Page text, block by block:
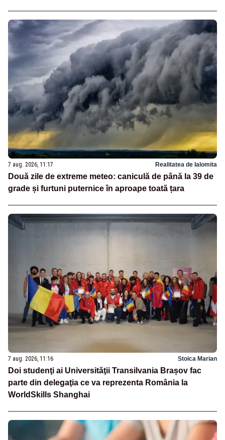
7 aug. 2026, 11:17 Realitatea de Ialomita
Două zile de extreme meteo: caniculă de până la 39 de
grade și furtuni puternice în aproape toată țara
7 aug. 2026, 11:16 Stoica Marian
Doi studenţi ai Universităţii Transilvania Brașov fac
parte din delegaţia ce va reprezenta România la
WorldSkills Shanghai